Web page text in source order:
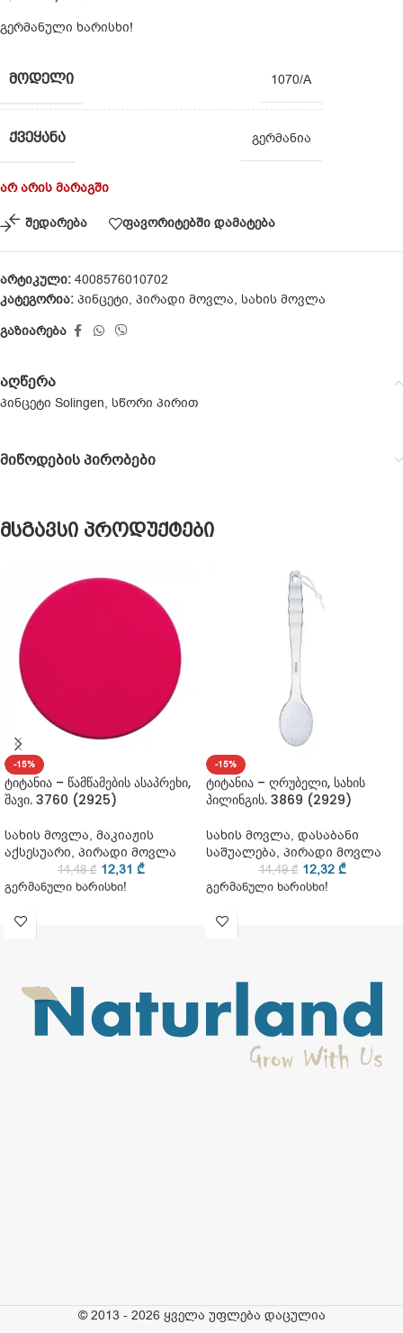
გერმანული ხარისხი!
ᲛᲝᲓᲔᲚᲘ 1070/A
ᲥᲕᲔᲧᲐᲜᲐ გერმანია
არ არის მარაგში
შედარება ფავორიტებში დამატება
არტიკული: 4008576010702
კატეგორია: პინცეტი, პირადი მოვლა, სახის მოვლა
გაზიარება
აღწერა
პინცეტი Solingen, სწორი პირით
მიწოდების პირობები
მსგავსი პროდუქტები
-15%
ტიტანია – წამწამების ასაპრეხი,
შავი. 3760 (2925)
სახის მოვლა, მაკიაჟის
აქსესუარი, პირადი მოვლა
14,48₾ 12,31 ₾
გერმანული ხარისხი!
-15%
ტიტანია – ღრუბელი, სახის
პილინგის. 3869 (2929)
სახის მოვლა, დასაბანი
საშუალება, პირადი მოვლა
14,49₾ 12,32 ₾
გერმანული ხარისხი!
© 2013 - 2026 ყველა უფლება დაცულია